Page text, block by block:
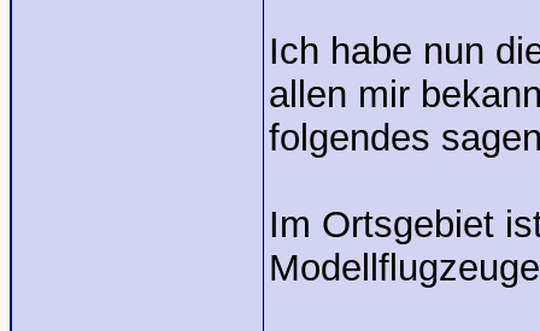
Ich habe nun
allen mir
folgendes
Im Ortsgebiet